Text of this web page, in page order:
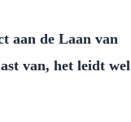
aan de Laan van
van, het leidt wel